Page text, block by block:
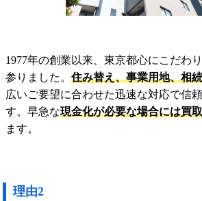
1977年の創業以来、東京都心にこだわ
参りました。 住み替え、事業用地、相
広いご要望に合わせた迅速な対応で信
す。早急な現金化が必要な場合には買
ます。
理由2